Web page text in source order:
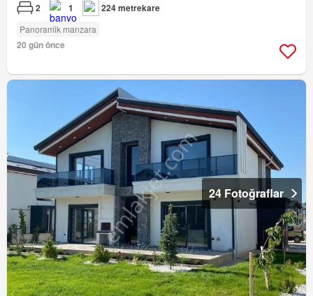
2 1 224 metrekare
Panorami̇k manzara
20 gün önce
24 Fotoğraflar